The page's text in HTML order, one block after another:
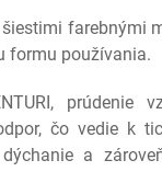
farebnými
formu používania.
prúdenie
čo vedie k
a